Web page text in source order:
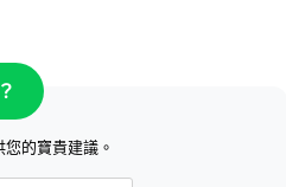
的寶貴建議。